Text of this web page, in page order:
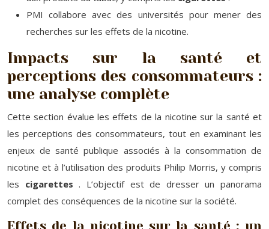
PMI collabore avec des universités pour mener des
recherches sur les effets de la nicotine.
Impacts sur la santé et
perceptions des consommateurs :
une analyse complète
Cette section évalue les effets de la nicotine sur la santé et
les perceptions des consommateurs, tout en examinant les
enjeux de santé publique associés à la consommation de
nicotine et à l’utilisation des produits Philip Morris, y compris
les cigarettes . L’objectif est de dresser un panorama
complet des conséquences de la nicotine sur la société.
Effets de la nicotine sur la santé : un